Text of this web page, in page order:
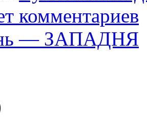
комментариев
— ЗАПАДНЯ